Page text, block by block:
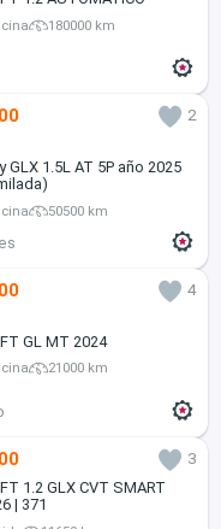
180000 km
2
GLX 1.5L AT 5P año 2025
50500 km
4
GL MT 2024
21000 km
3
1.2 GLX CVT SMART
| 371